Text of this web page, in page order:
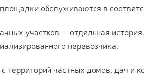
обслуживаются в
участков — отдельная
перевозчика.
частных домов, дач и